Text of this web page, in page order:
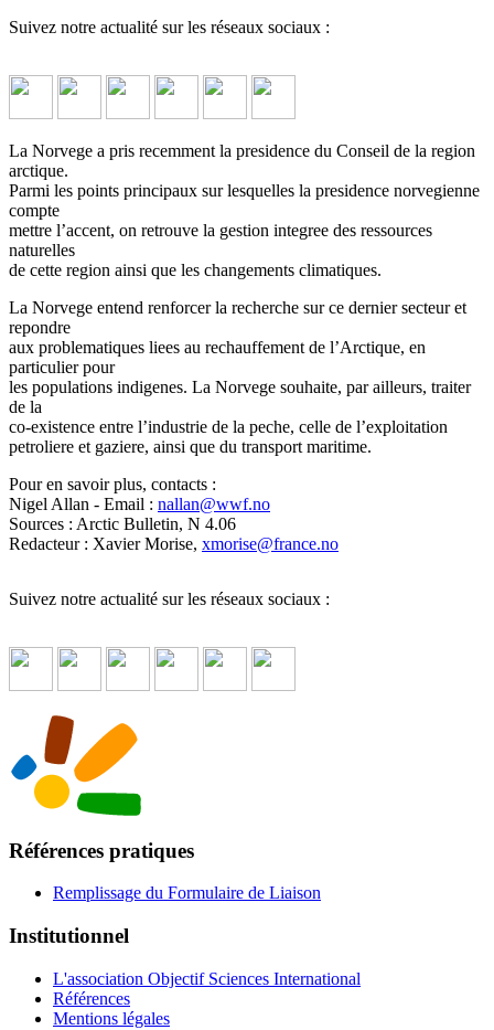
Suivez notre actualité sur les réseaux sociaux :
La Norvege a pris recemment la presidence du Conseil de la region
arctique.
Parmi les points principaux sur lesquelles la presidence norvegienne
compte
mettre l’accent, on retrouve la gestion integree des ressources
naturelles
de cette region ainsi que les changements climatiques.
La Norvege entend renforcer la recherche sur ce dernier secteur et
repondre
aux problematiques liees au rechauffement de l’Arctique, en
particulier pour
les populations indigenes. La Norvege souhaite, par ailleurs, traiter
de la
co-existence entre l’industrie de la peche, celle de l’exploitation
petroliere et gaziere, ainsi que du transport maritime.
Pour en savoir plus, contacts :
Nigel Allan - Email : nallan@wwf.no
Sources : Arctic Bulletin, N 4.06
Redacteur : Xavier Morise, xmorise@france.no
Suivez notre actualité sur les réseaux sociaux :
Références pratiques
Remplissage du Formulaire de Liaison
Institutionnel
L'association Objectif Sciences International
Références
Mentions légales